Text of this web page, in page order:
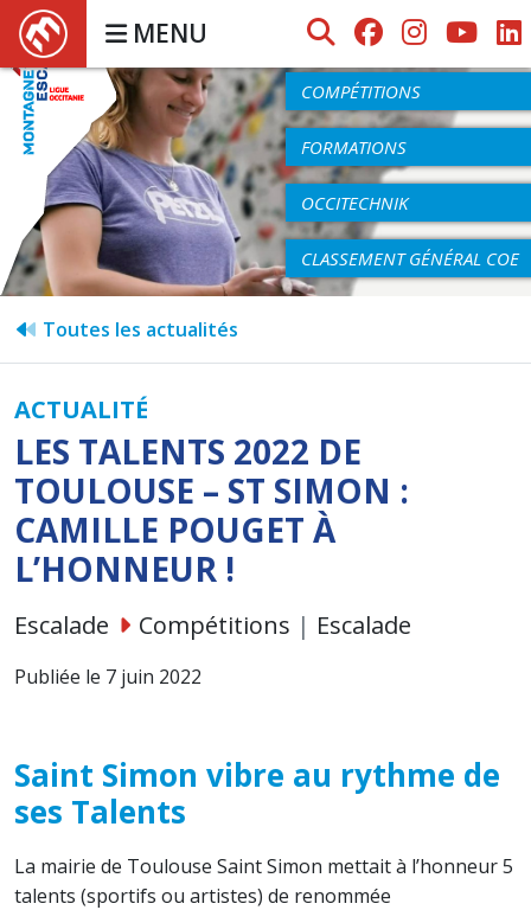
MENU AGENDA
COMPÉTITIONS
FORMATIONS
OCCITECHNIK
CLASSEMENT GÉNÉRAL COE
Toutes les actualités
ACTUALITÉ
LES TALENTS 2022 DE
TOULOUSE – ST SIMON :
CAMILLE POUGET À
L’HONNEUR !
Escalade Compétitions | Escalade
Publiée le 7 juin 2022
Saint Simon vibre au rythme de
ses Talents
La mairie de Toulouse Saint Simon mettait à l’honneur 5
talents (sportifs ou artistes) de renommée